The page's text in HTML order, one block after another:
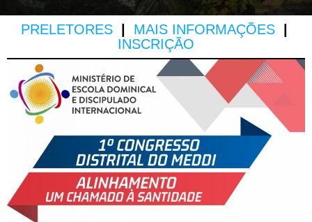
PRELETORES MAIS INFORMAÇÕES
INSCRIÇÃO